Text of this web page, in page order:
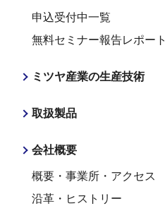
申込受付中一覧
無料セミナー報告レポート
ミツヤ産業の生産技術
取扱製品
会社概要
概要・事業所・アクセス
沿革・ヒストリー